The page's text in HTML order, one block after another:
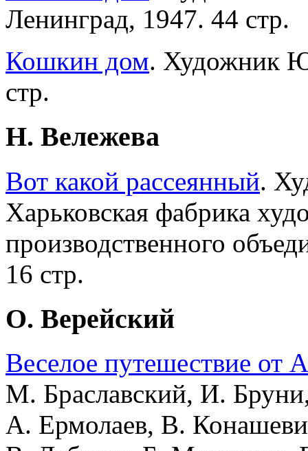
Ленинград, 1947. 44 стр.
Кошкин дом. Художник
стр.
Н. Вележева
Вот какой рассеянный.
Харьковская фабрика
производственного
16 стр.
О. Верейский
Веселое путешествие от
М. Браславский, И.
А. Ермолаев, В.